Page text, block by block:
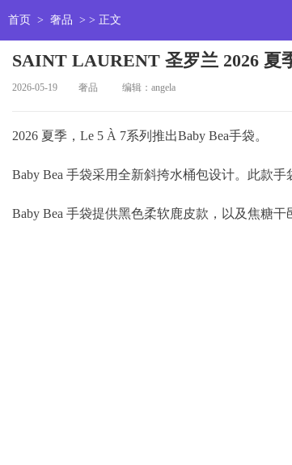
首页 > 奢品 > > 正文
SAINT LAURENT 圣罗兰 2026 夏
2026-05-19 奢品 编辑：angela
2026 夏季，Le 5 À 7系列推出Baby Bea手袋。
Baby Bea 手袋采用全新斜挎水桶包设计。此款
Baby Bea 手袋提供黑色柔软鹿皮款，以及焦糖干